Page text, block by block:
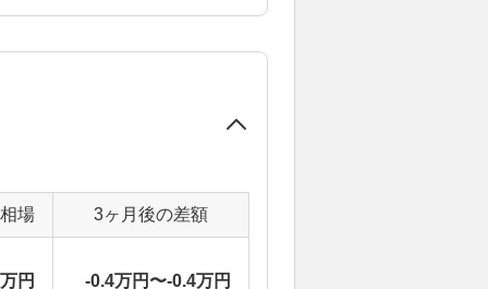
場 3ヶ月後の差額
円 -0.4万円〜-0.4万円